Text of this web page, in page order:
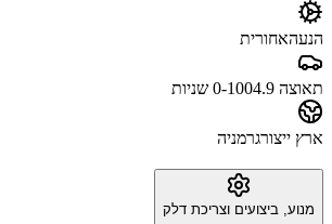
הנעהאחורית
תאוצה 0-100 4.9 שניות
ארץ ייצורגרמניה
מנוע, ביצועים וצריכת דלק